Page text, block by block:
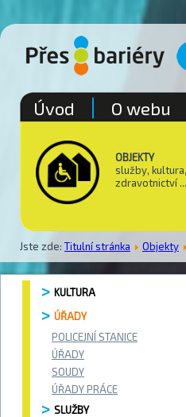
OBJEKTY
služby, kultura,
zdravotnictví ...
Jste zde: Titulní stránka Objekty
Úvod O webu
KULTURA
ÚŘADY
POLICEJNÍ STANICE
ÚŘADY
SOUDY
ÚŘADY PRÁCE
SLUŽBY